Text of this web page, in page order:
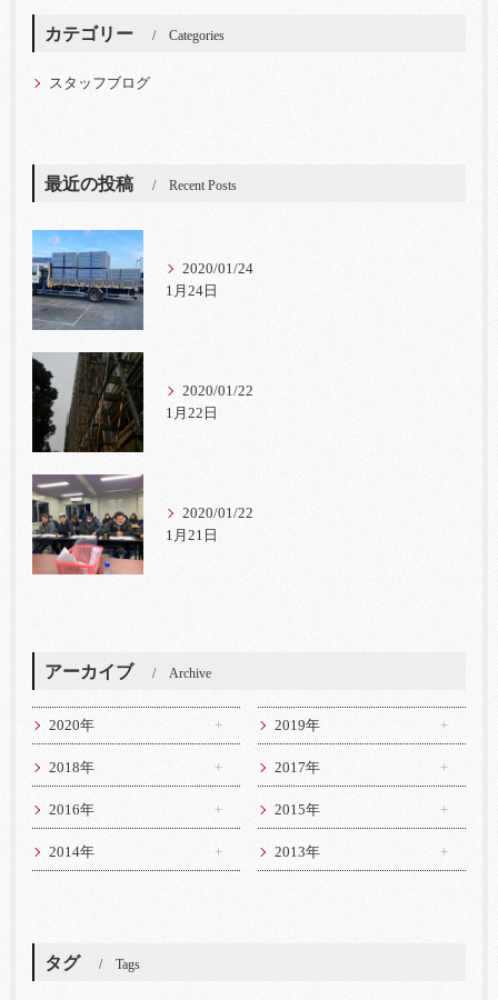
カテゴリー Categories
スタッフブログ
最近の投稿 Recent Posts
2020/01/24
1月24日
2020/01/22
1月22日
2020/01/22
1月21日
アーカイブ Archive
2020年 2019年
2018年 2017年
2016年 2015年
2014年 2013年
タグ Tags